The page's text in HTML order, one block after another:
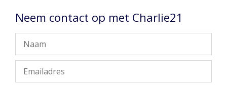
Neem contact op met Charlie21